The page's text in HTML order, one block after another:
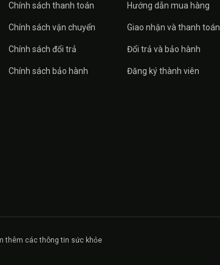
Chính sách thanh toán
Chính sách vận chuyển
Chính sách đổi trả
Chính sách bảo hành
Hướng dẫn mua hàng
Giao nhận và thanh toán
Đổi trả và bảo hành
Đăng ký thành viên
thêm các thông tin sức khỏe